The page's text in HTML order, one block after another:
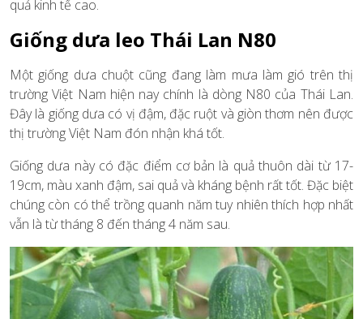
quả kinh tế cao.
Giống dưa leo Thái Lan N80
Một giống dưa chuột cũng đang làm mưa làm gió trên thị
trường Việt Nam hiện nay chính là dòng N80 của Thái Lan.
Đây là giống dưa có vị đậm, đặc ruột và giòn thơm nên được
thị trường Việt Nam đón nhận khá tốt.
Giống dưa này có đặc điểm cơ bản là quả thuôn dài từ 17-
19cm, màu xanh đậm, sai quả và kháng bệnh rất tốt. Đặc biệt
chúng còn có thể trồng quanh năm tuy nhiên thích hợp nhất
vẫn là từ tháng 8 đến tháng 4 năm sau.